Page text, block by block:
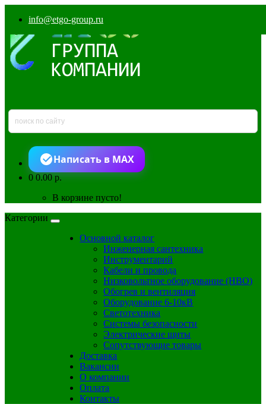
info@etgo-group.ru
Написать в MAX
00.00 р.
В корзине пусто!
Категории
Основной каталог
Инженерная сантехника
Инструментарий
Кабели и провода
Низковольтное оборудование (НВО)
Обогрев и вентиляция
Оборудование 6-10кВ
Светотехника
Системы безопасности
Электрические щиты
Сопутствующие товары
Доставка
Вакансии
О компании
Оплата
Контакты